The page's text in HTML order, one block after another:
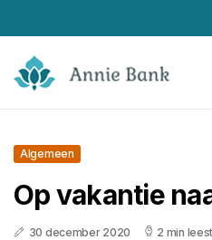
Algemeen
Op vakantie
30 december 2020 2 min